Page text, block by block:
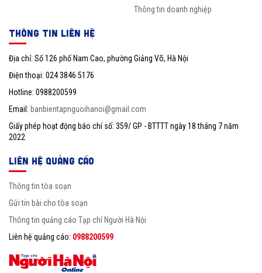
Thông tin doanh nghiệp
THÔNG TIN LIÊN HỆ
Địa chỉ: Số 126 phố Nam Cao, phường Giảng Võ, Hà Nội
Điện thoại: 024 3846 5176
Hotline: 0988200599
Email: banbientapnguoihanoi@gmail.com
Giấy phép hoạt động báo chí số: 359/ GP - BTTTT ngày 18 tháng 7 năm
2022
LIÊN HỆ QUẢNG CÁO
Thông tin tòa soạn
Gửi tin bài cho tòa soạn
Thông tin quảng cáo Tạp chí Người Hà Nội
Liên hệ quảng cáo: 0988200599